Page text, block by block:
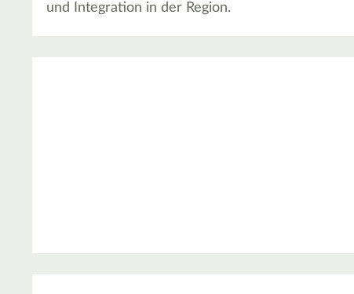
und Integration in der Region.